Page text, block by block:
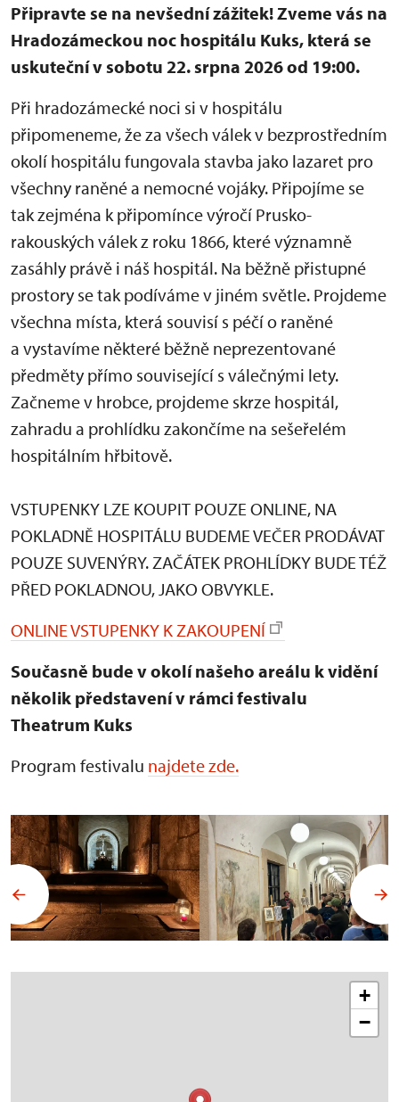
Připravte se na nevšední zážitek! Zveme vás na
Hradozámeckou noc hospitálu Kuks, která se
uskuteční v sobotu 22. srpna 2026 od 19:00.
Při hradozámecké noci si v hospitálu
připomeneme, že za všech válek v bezprostředním
okolí hospitálu fungovala stavba jako lazaret pro
všechny raněné a nemocné vojáky. Připojíme se
tak zejména k připomínce výročí Prusko-
rakouských válek z roku 1866, které významně
zasáhly právě i náš hospitál. Na běžně přistupné
prostory se tak podíváme v jiném světle. Projdeme
všechna místa, která souvisí s péčí o raněné
a vystavíme některé běžně neprezentované
předměty přímo související s válečnými lety.
Začneme v hrobce, projdeme skrze hospitál,
zahradu a prohlídku zakončíme na sešeřelém
hospitálním hřbitově.
VSTUPENKY LZE KOUPIT POUZE ONLINE, NA
POKLADNĚ HOSPITÁLU BUDEME VEČER PRODÁVAT
POUZE SUVENÝRY. ZAČÁTEK PROHLÍDKY BUDE TÉŽ
PŘED POKLADNOU, JAKO OBVYKLE.
ONLINE VSTUPENKY K ZAKOUPENÍ
Současně bude v okolí našeho areálu k vidění
několik představení v rámci festivalu
Theatrum Kuks
Program festivalu najdete zde.
+
−